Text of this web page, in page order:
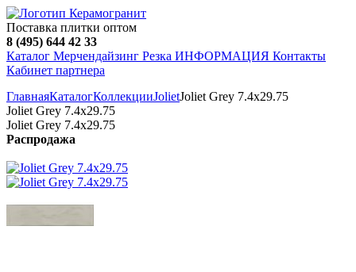
Поставка плитки оптом
8 (495) 644 42 33
Каталог Мерчендайзинг Резка ИНФОРМАЦИЯ Контакты
Кабинет партнера
ГлавнаяКаталогКоллекцииJolietJoliet Grey 7.4х29.75
Joliet Grey 7.4х29.75
Joliet Grey 7.4х29.75
Распродажа